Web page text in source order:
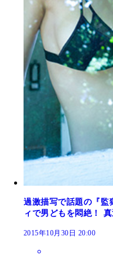
過激描写で話題の『監
ィで男どもを悶絶！
2015年10月30日 20:00